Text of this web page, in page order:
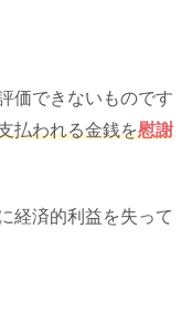
価できないものです
払われる金銭を慰謝
経済的利益を失って